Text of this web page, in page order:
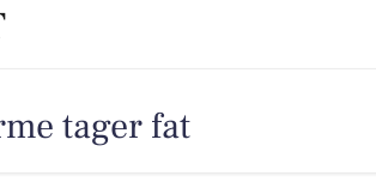
tager fat